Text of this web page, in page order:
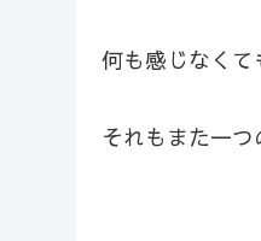
何も感じなくて
それもまた一つ